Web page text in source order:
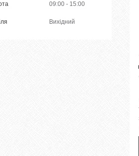
09:00 15:00
Вихідний